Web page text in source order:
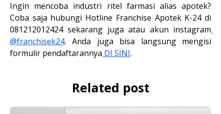
Ingin mencoba industri ritel farmasi alias apotek?
Coba saja hubungi Hotline Franchise Apotek K-24 di
081212012424 sekarang juga atau akun instagram
@franchisek24. Anda juga bisa langsung mengisi
formulir pendaftarannya DI SINI.
Related post